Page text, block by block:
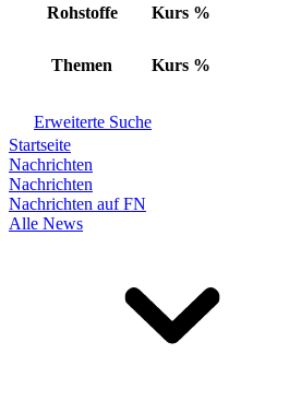
Rohstoffe Kurs %
Themen Kurs %
Erweiterte Suche
Startseite
Nachrichten
Nachrichten
Nachrichten auf FN
Alle News